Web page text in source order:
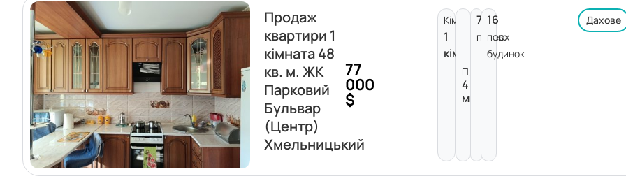
Продаж
квартири 1
кімната 48
кв. м. ЖК
Парковий
Бульвар
(Центр)
Хмельницький
77
000
$
Кімнат:
1
кімната
Площа:
48
м²
7
поверх
16
пов.
будинок
Дахове